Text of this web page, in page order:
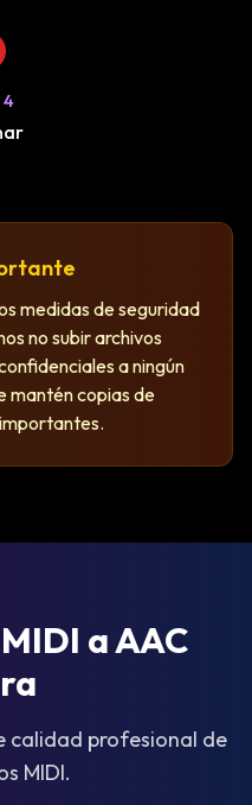
4
medidas de seguridad
no subir archivos
a ningún
mantén copias de
a AAC
calidad profesional de
MIDI.